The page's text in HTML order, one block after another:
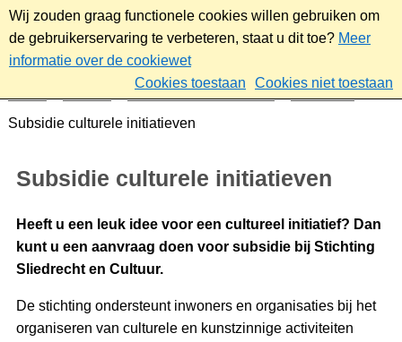
Wij zouden graag functionele cookies willen gebruiken om
de gebruikerservaring te verbeteren, staat u dit toe? Meer
informatie over de cookiewet
Cookies toestaan
Cookies niet toestaan
Ontmoeten & meedoen
Subsidies
Subsidie culturele initiatieven
Subsidie culturele initiatieven
Heeft u een leuk idee voor een cultureel initiatief? Dan
kunt u een aanvraag doen voor subsidie bij Stichting
Sliedrecht en Cultuur.
De stichting ondersteunt inwoners en organisaties bij het
organiseren van culturele en kunstzinnige activiteiten